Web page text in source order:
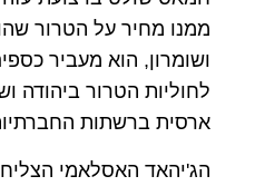
ממנו מחיר על הטרור
ושומרון, הוא מעביר
לחוליות הטרור ביהודה
ארסית ברשתות
הג'יהאד האסלאמי